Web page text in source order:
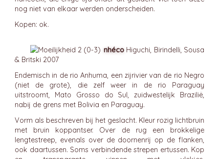
nog niet van elkaar werden onderscheiden.
Kopen: ok.
nhéco Higuchi, Birindelli, Sousa
& Britski 2007
Endemisch in de rio Anhuma, een zijrivier van de rio Negro
(niet de grote), die zelf weer in de rio Paraguay
uitstroomt, Mato Grosso do Sul, zuidwestelijk Brazilië,
nabij de grens met Bolivia en Paraguay.
Vorm als beschreven bij het geslacht. Kleur rozig lichtbruin
met bruin koppantser. Over de rug een brokkelige
lengtestreep, evenals over de doornenrij op de flanken,
ook daartussen. Soms verbindende strepen ertussen. Kop